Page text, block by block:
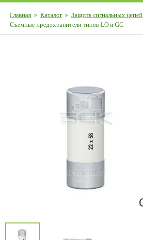
Главная » Каталог » Защита сигнальных цепей
Съемные предохранители типов LO и GG